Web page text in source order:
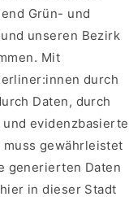
Grün- und
unseren Bezirk
Mit
durch
Daten, durch
evidenzbasierte
gewährleistet
generierten Daten
in dieser Stadt